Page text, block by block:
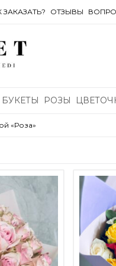
ЗАКАЗАТЬ? OТЗЫВЫ
БУКЕТЫ РОЗЫ
«Роза»